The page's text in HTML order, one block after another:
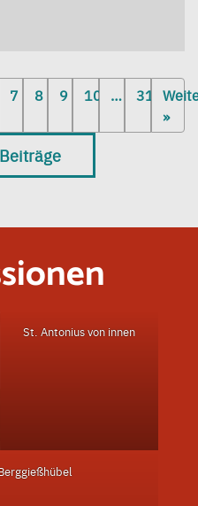
7 8 9 10 … 31
»
St. Antonius von innen